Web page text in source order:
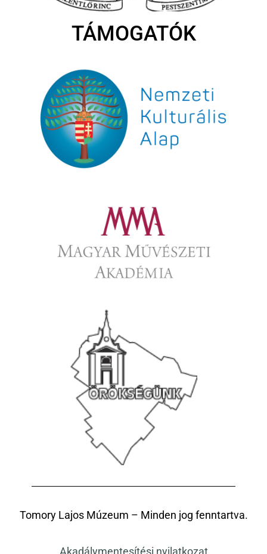
TÁMOGATÓK
Tomory Lajos Múzeum – Minden jog fenntartva.
Akadálymentesítési nyilatkozat